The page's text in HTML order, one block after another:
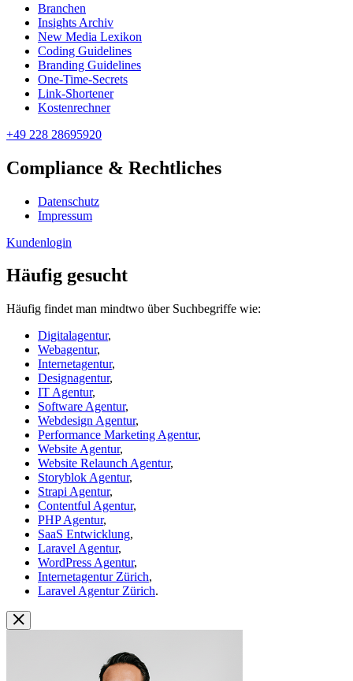
Branchen
Insights Archiv
New Media Lexikon
Coding Guidelines
Branding Guidelines
One-Time-Secrets
Link-Shortener
Kostenrechner
+49 228 28695920
Compliance & Rechtliches
Datenschutz
Impressum
Kundenlogin
Häufig gesucht
Häufig findet man mindtwo über Suchbegriffe wie:
Digitalagentur,
Webagentur,
Internetagentur,
Designagentur,
IT Agentur,
Software Agentur,
Webdesign Agentur,
Performance Marketing Agentur,
Website Agentur,
Website Relaunch Agentur,
Storyblok Agentur,
Strapi Agentur,
Contentful Agentur,
PHP Agentur,
SaaS Entwicklung,
Laravel Agentur,
WordPress Agentur,
Internetagentur Zürich,
Laravel Agentur Zürich.